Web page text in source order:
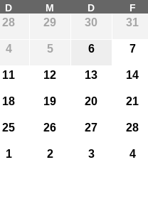
D M D F
28 29 30 31
4 5 6 7
11 12 13 14
18 19 20 21
25 26 27 28
1 2 3 4